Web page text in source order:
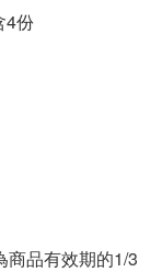
4份
商品有效期的1/3